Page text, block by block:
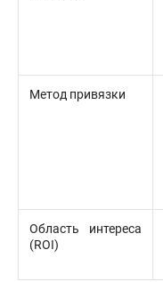
Метод привязки
Область интереса
(ROI)